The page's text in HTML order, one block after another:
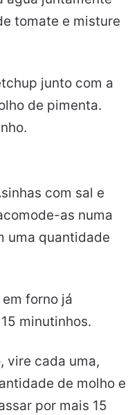
tomate e misture
junto com a
de pimenta.
com sal e
as numa
uma quantidade
forno já
minutinhos.
vire cada uma,
de molho e
por mais 15